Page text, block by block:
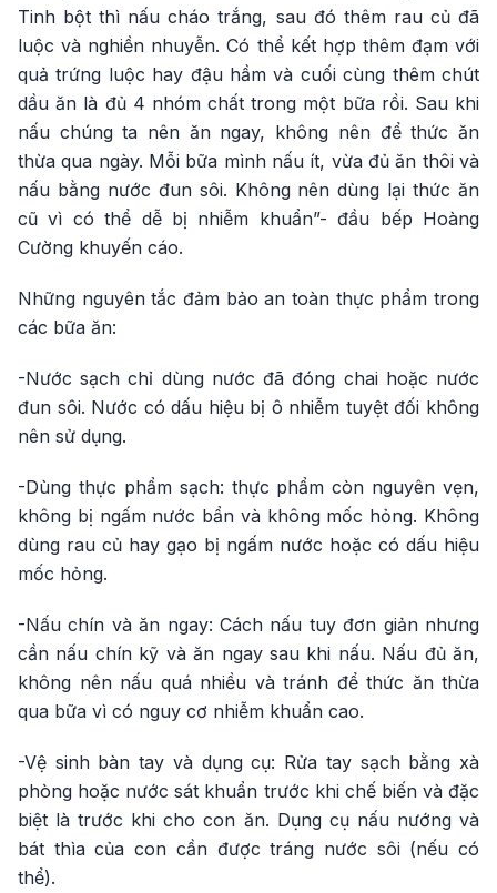
Tinh bột thì nấu cháo trắng, sau đó thêm rau củ đã
luộc và nghiền nhuyễn. Có thể kết hợp thêm đạm với
quả trứng luộc hay đậu hầm và cuối cùng thêm chút
dầu ăn là đủ 4 nhóm chất trong một bữa rồi. Sau khi
nấu chúng ta nên ăn ngay, không nên để thức ăn
thừa qua ngày. Mỗi bữa mình nấu ít, vừa đủ ăn thôi và
nấu bằng nước đun sôi. Không nên dùng lại thức ăn
cũ vì có thể dễ bị nhiễm khuẩn”- đầu bếp Hoàng
Cường khuyến cáo.
Những nguyên tắc đảm bảo an toàn thực phẩm trong
các bữa ăn:
-Nước sạch chỉ dùng nước đã đóng chai hoặc nước
đun sôi. Nước có dấu hiệu bị ô nhiễm tuyệt đối không
nên sử dụng.
-Dùng thực phẩm sạch: thực phẩm còn nguyên vẹn,
không bị ngấm nước bẩn và không mốc hỏng. Không
dùng rau củ hay gạo bị ngấm nước hoặc có dấu hiệu
mốc hỏng.
-Nấu chín và ăn ngay: Cách nấu tuy đơn giản nhưng
cần nấu chín kỹ và ăn ngay sau khi nấu. Nấu đủ ăn,
không nên nấu quá nhiều và tránh để thức ăn thừa
qua bữa vì có nguy cơ nhiễm khuẩn cao.
-Vệ sinh bàn tay và dụng cụ: Rửa tay sạch bằng xà
phòng hoặc nước sát khuẩn trước khi chế biến và đặc
biệt là trước khi cho con ăn. Dụng cụ nấu nướng và
bát thìa của con cần được tráng nước sôi (nếu có
thể).